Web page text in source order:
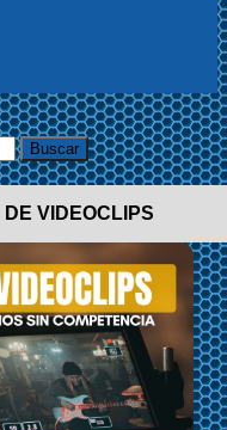
VIDEOCLIPS